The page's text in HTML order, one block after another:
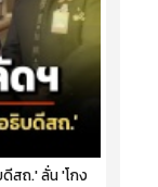
สถ.' ลั่น 'โกง